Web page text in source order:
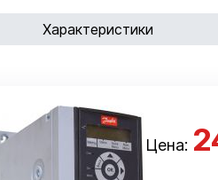
Характеристики
Цена: